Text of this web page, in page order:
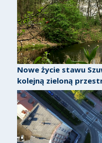
Nowe życie stawu
kolejną zieloną